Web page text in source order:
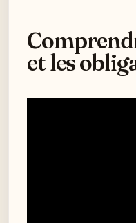
et les